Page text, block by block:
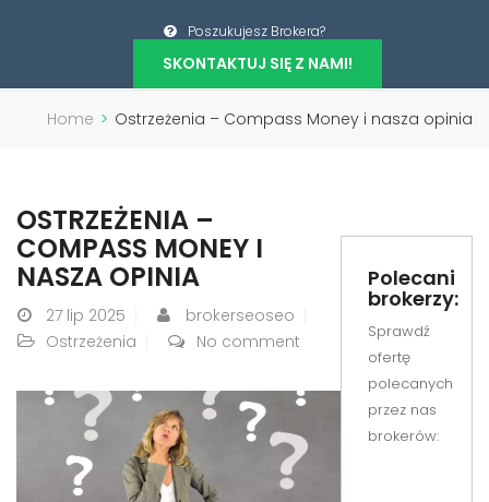
Poszukujesz Brokera?
SKONTAKTUJ SIĘ Z NAMI!
Home > Ostrzeżenia – Compass Money i nasza opinia
OSTRZEŻENIA –
COMPASS MONEY I
NASZA OPINIA
27 lip 2025
brokerseoseo
Ostrzeżenia
No comment
Polecani
brokerzy:
Sprawdź
ofertę
polecanych
przez nas
brokerów: